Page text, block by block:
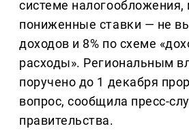
системе налогообложения,
пониженные ставки — не
доходов и 8% по схеме
расходы». Региональным
поручено до 1 декабря
вопрос, сообщила пресс-
правительства.